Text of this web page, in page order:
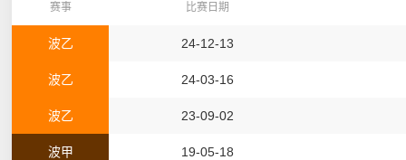
赛事 比赛日期
波乙 24-12-13
波乙 24-03-16
波乙 23-09-02
波甲 19-05-18